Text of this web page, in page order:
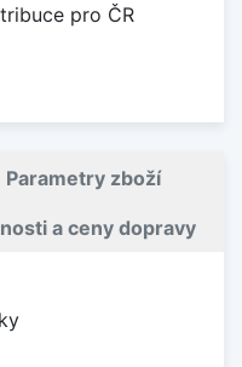
pro ČR
Parametry zboží
a ceny dopravy